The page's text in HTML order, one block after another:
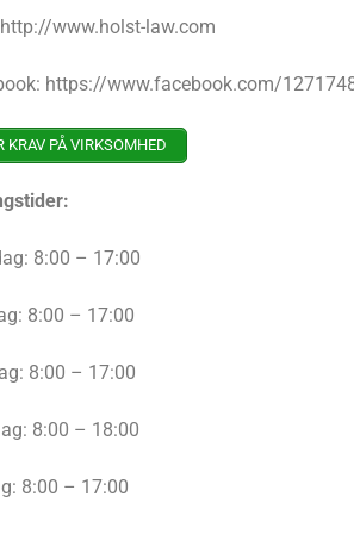
www.holst-law.com
https://www.facebook.com/
KRAV PÅ VIRKSOMHED
8:00 – 17:00
8:00 – 17:00
8:00 – 17:00
8:00 – 18:00
8:00 – 17:00